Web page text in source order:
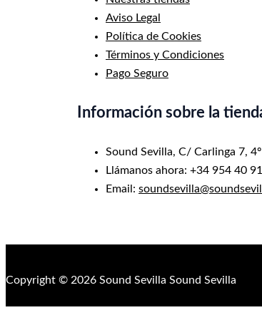
Aviso Legal
Política de Cookies
Términos y Condiciones
Pago Seguro
Información sobre la
Sound Sevilla, C/ Carlinga 7,
Llámanos ahora: +34 954 40
Email:
Copyright © 2026 Sound Sevilla Sound Sevilla